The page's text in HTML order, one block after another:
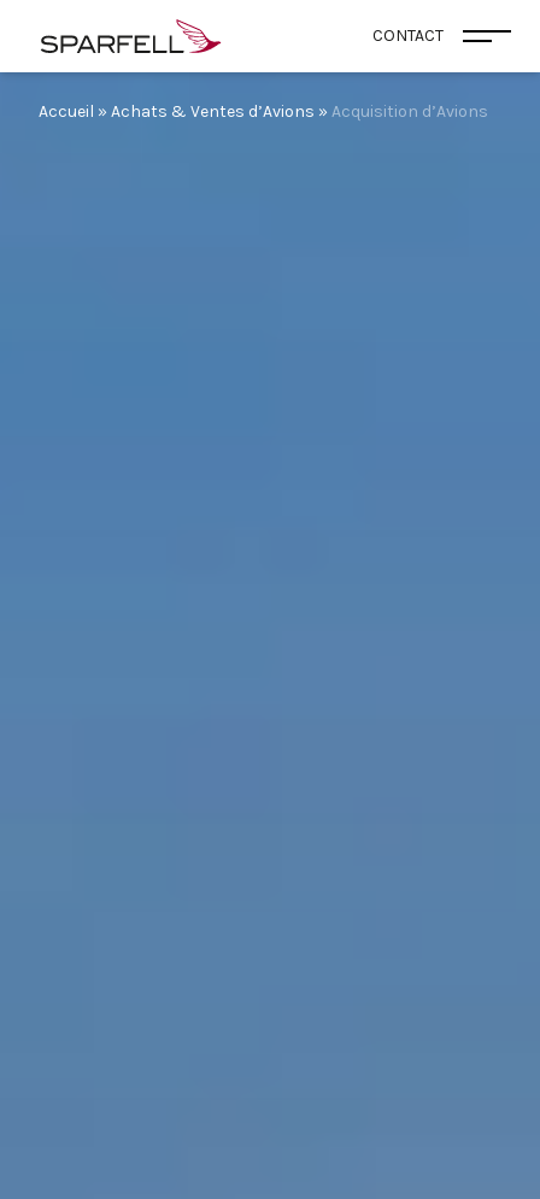
SPARFELL CONTACT
Accueil » Achats & Ventes d’Avions » Acquisition d’Avions